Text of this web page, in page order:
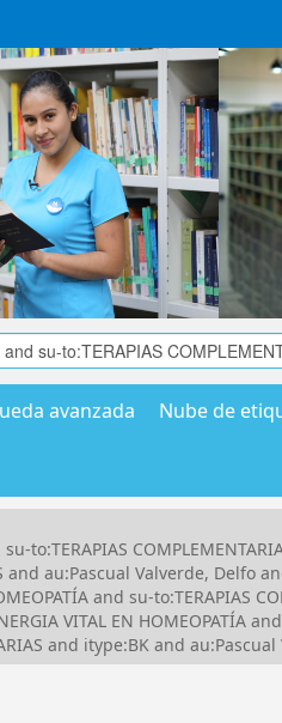
avanzada Nube de
au:Pascual Valverde, Delfo
and su-to:TERAPIAS
VITAL EN HOMEOPATÍA
and itype:BK and